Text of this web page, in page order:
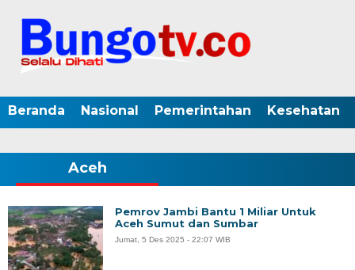
Beranda Nasional Pemerintahan Kesehatan
Aceh
Pemrov Jambi Bantu 1 Miliar Untuk
Aceh Sumut dan Sumbar
Jumat, 5 Des 2025 - 22:07 WIB